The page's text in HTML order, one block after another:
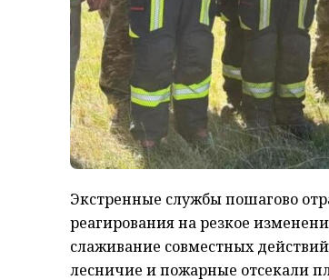
Экстренные службы пошагово
реагирования на резкое
слаживание совместных
лесничие и пожарные отсекали